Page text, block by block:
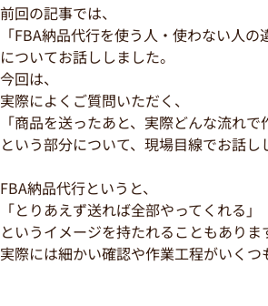
前回の記事では、
「FBA納品代行を使う人・使わない人の
についてお話ししました。
今回は、
実際によくご質問いただく、
「商品を送ったあと、実際どんな流れで
という部分について、現場目線でお話し
FBA納品代行というと、
「とりあえず送れば全部やってくれる」
というイメージを持たれることもありま
実際には細かい確認や作業工程がいくつ